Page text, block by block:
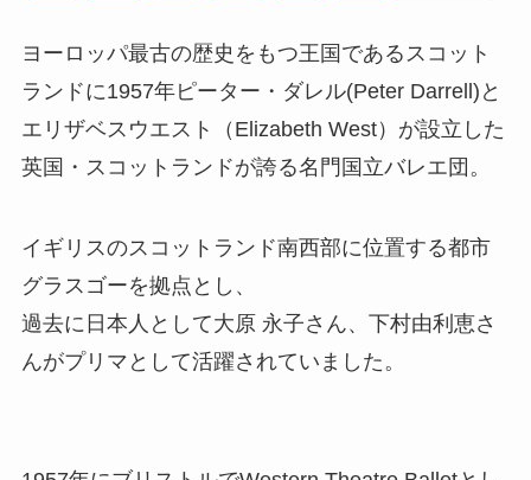
t
r
e e
b
o
k
s
a
i
ヨーロッパ最古の歴史をもつ王国であるスコット
ランドに1957年ピーター・ダレル(Peter Darrell)と
エリザベスウエスト（Elizabeth West）が設立した
英国・スコットランドが誇る名門国立バレエ団。
イギリスのスコットランド南西部に位置する都市
グラスゴーを拠点とし、
過去に日本人として大原 永子さん、下村由利恵さ
んがプリマとして活躍されていました。